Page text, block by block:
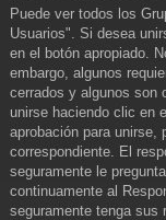
Puede ver todos los
Usuarios". Si desea
en el botón apropiado.
embargo, algunos
cerrados y algunos son
unirse haciendo clic en
aprobación para unirse,
correspondiente. El
seguramente le
continuamente al
seguramente tenga sus